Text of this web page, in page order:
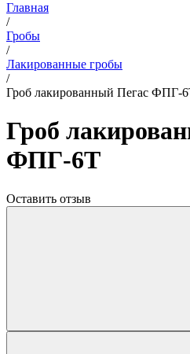
Главная
/
Гробы
/
Лакированные гробы
/
Гроб лакированный Пегас ФПГ-
Гроб
ФПГ-6Т
Оставить отзыв